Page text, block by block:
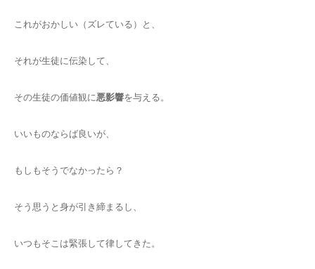
これがおかしい（ズレている）と、
それが生徒に伝染して、
その生徒の価値観に悪影響を与える。
いいものならば良いが、
もしもそうでなかったら？
そう思うと身が引き締まるし、
いつもそこは緊張して律してきた。